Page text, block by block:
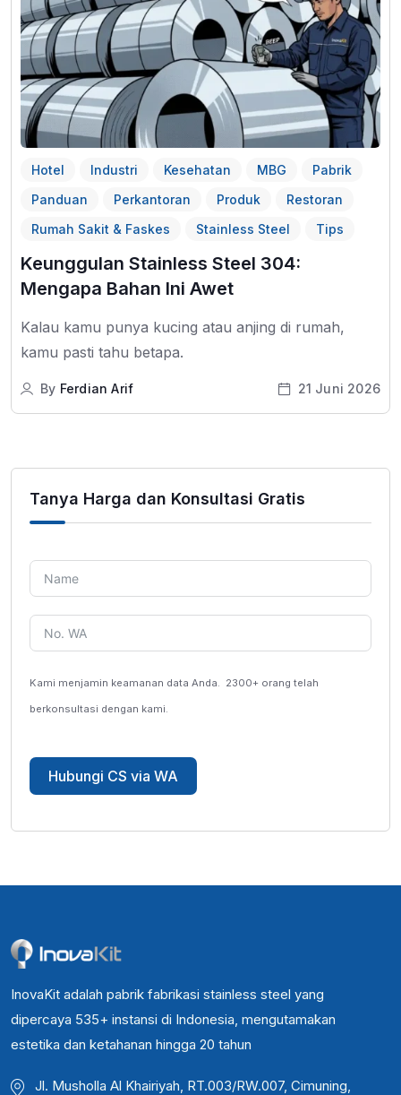
Hotel Industri Kesehatan MBG
Pabrik
Panduan
Perkantoran Produk
Restoran
Rumah Sakit & Faskes
Stainless Steel Tips
Keunggulan Stainless Steel 304:
Mengapa Bahan Ini Awet
Kalau kamu punya kucing atau anjing di rumah,
kamu pasti tahu betapa.
By Ferdian Arif 21 Juni 2026
Tanya Harga dan Konsultasi Gratis
Kami menjamin keamanan data Anda. 2300+ orang telah
berkonsultasi dengan kami.
Hubungi CS via WA
InovaKit adalah pabrik fabrikasi stainless steel yang
dipercaya 535+ instansi di Indonesia, mengutamakan
estetika dan ketahanan hingga 20 tahun
Jl. Musholla Al Khairiyah, RT.003/RW.007, Cimuning,